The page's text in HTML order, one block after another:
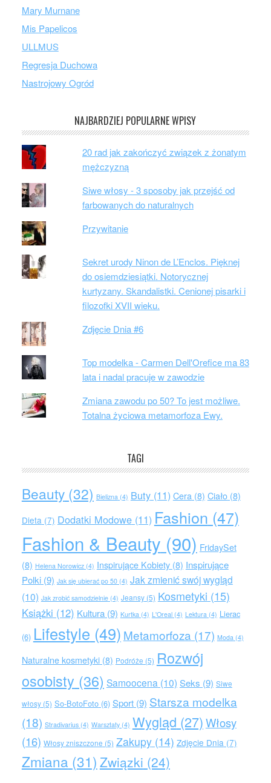
Mary Murnane
Mis Papelicos
ULLMUS
Regresja Duchowa
Nastrojowy Ogród
NAJBARDZIEJ POPULARNE WPISY
20 rad jak zakończyć związek z żonatym
mężczyzną
Siwe włosy - 3 sposoby jak przejść od
farbowanych do naturalnych
Przywitanie
Sekret urody Ninon de L’Enclos. Pięknej
do osiemdziesiątki. Notorycznej
kurtyzany. Skandalistki. Cenionej pisarki i
filozofki XVII wieku.
Zdjęcie Dnia #6
Top modelka - Carmen Dell'Orefice ma 83
lata i nadal pracuje w zawodzie
Zmiana zawodu po 50? To jest możliwe.
Totalna życiowa metamorfoza Ewy.
TAGI
Beauty(32) Bielizna (4) Buty(11) Cera (8) Ciało(8)
Dieta (7) Dodatki Modowe(11) Fashion (47)
Fashion & Beauty (90) FridaySet
(8) Helena Norowicz(4) Inspirujące Kobiety(8) Inspirujące
Polki(9) Jak się ubierać po 50(4) Jak zmienić swój wygląd
(10) Jak zrobić samodzielnie(4) Jeansy(5) Kosmetyki (15)
Książki (12) Kultura(9) Kurtka (4) L'Oreal(4) Lektura (4) Lierac
(6) Lifestyle (49) Metamorfoza (17) Moda (4)
Naturalne kosmetyki(8) Podróże (5) Rozwój
osobisty (36) Samoocena (10) Seks (9) Siwe
włosy(5) So-BotoFoto(6) Sport(9) Starsza modelka
(18) Stradivarius(4) Warsztaty(4) Wygląd (27)Włosy
(16) Włosy zniszczone (5) Zakupy(14) Zdjęcie Dnia (7)
Zmiana (31) Związki (24)